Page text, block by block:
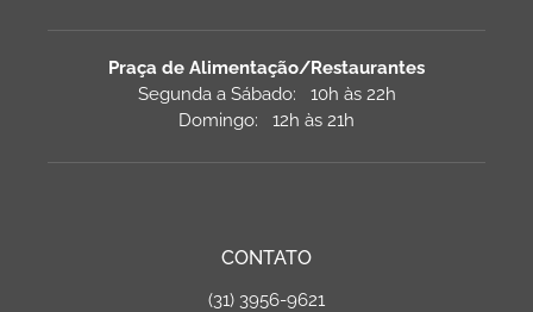
Praça de Alimentação/Restaurantes
Segunda a Sábado: 10h às 22h
Domingo: 12h às 21h
CONTATO
(31) 3956-9621